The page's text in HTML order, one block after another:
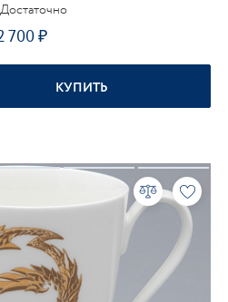
Достаточно
700
КУПИТЬ